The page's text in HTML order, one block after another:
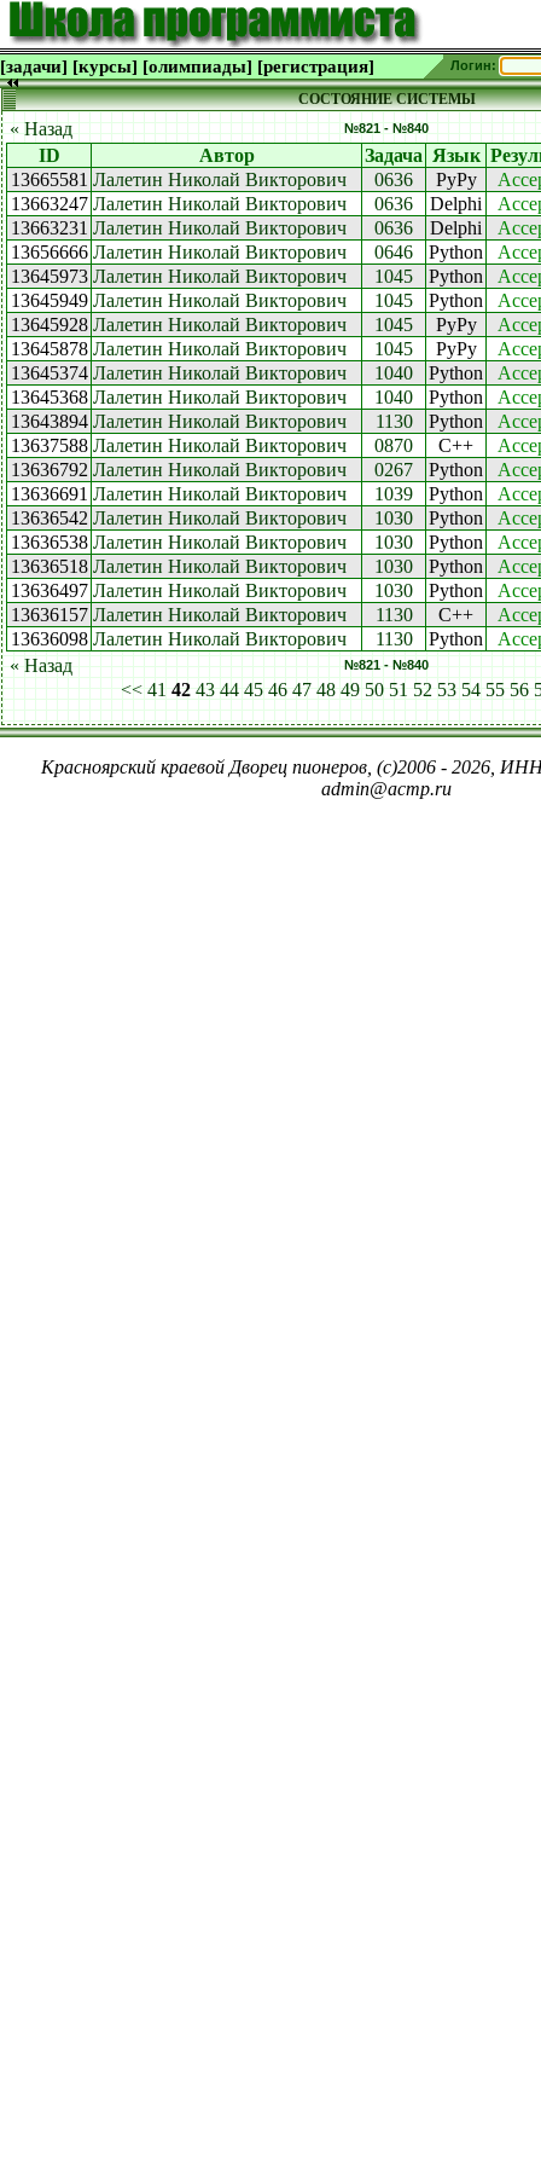
[задачи] [курсы] [олимпиады] [регистрация] Логин:
СОСТОЯНИЕ СИСТЕМЫ
« Назад №821 - №840
ID Автор Задача Язык
13665581 Лалетин Николай Викторович 0636 PyPy
13663247 Лалетин Николай Викторович 0636 Delphi
13663231 Лалетин Николай Викторович 0636 Delphi
13656666 Лалетин Николай Викторович 0646 Python
13645973 Лалетин Николай Викторович 1045 Python
13645949 Лалетин Николай Викторович 1045 Python
13645928 Лалетин Николай Викторович 1045 PyPy
13645878 Лалетин Николай Викторович 1045 PyPy
13645374 Лалетин Николай Викторович 1040 Python
13645368 Лалетин Николай Викторович 1040 Python
13643894 Лалетин Николай Викторович 1130 Python
13637588 Лалетин Николай Викторович 0870 C++
13636792 Лалетин Николай Викторович 0267 Python
13636691 Лалетин Николай Викторович 1039 Python
13636542 Лалетин Николай Викторович 1030 Python
13636538 Лалетин Николай Викторович 1030 Python
13636518 Лалетин Николай Викторович 1030 Python
13636497 Лалетин Николай Викторович 1030 Python
13636157 Лалетин Николай Викторович 1130 C++
13636098 Лалетин Николай Викторович 1130 Python
« Назад
№821 - №840
<< 41 42 43 44 45 46 47 48 49 50 51 52 53 54 55 56
Красноярский краевой Дворец пионеров, (c)2006 - 2026,
admin@acmp.ru